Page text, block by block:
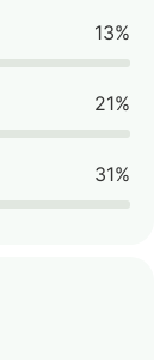
13%
21%
31%